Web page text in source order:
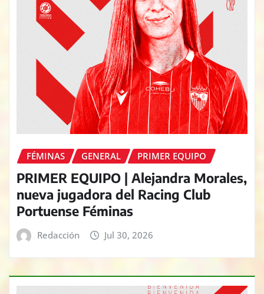
FÉMINAS GENERAL PRIMER EQUIPO
PRIMER EQUIPO | Alejandra Morales,
nueva jugadora del Racing Club
Portuense Féminas
Redacción Jul 30, 2026